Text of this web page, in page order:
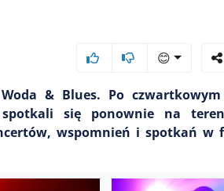
😊
& Blues. Po czwartkowym
się ponownie na
wspomnień i spotkań w